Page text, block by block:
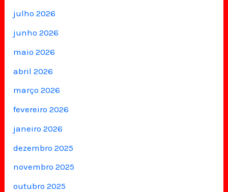
julho 2026
junho 2026
maio 2026
abril 2026
março 2026
fevereiro 2026
janeiro 2026
dezembro 2025
novembro 2025
outubro 2025